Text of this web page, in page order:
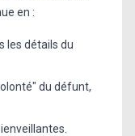
en :
les détails du
du défunt,